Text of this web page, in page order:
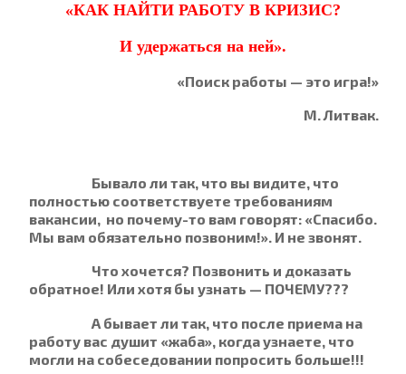
«КАК НАЙТИ РАБОТУ В КРИЗИС?
И удержаться на ней».
«Поиск работы — это игра!»
М. Литвак.
Бывало ли так, что вы видите, что
полностью соответствуете требованиям
вакансии, но почему-то вам говорят: «Спасибо.
Мы вам обязательно позвоним!». И не звонят.
Что хочется? Позвонить и доказать
обратное! Или хотя бы узнать — ПОЧЕМУ???
А бывает ли так, что после приема на
работу вас душит «жаба», когда узнаете, что
могли на собеседовании попросить больше!!!